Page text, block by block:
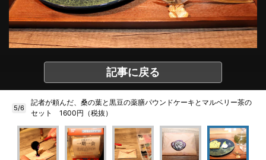
記事に戻る
5/6
記者が頼んだ、桑の葉と黒豆の薬膳パウンドケーキとマルベリー茶の
セット 1600円（税抜）